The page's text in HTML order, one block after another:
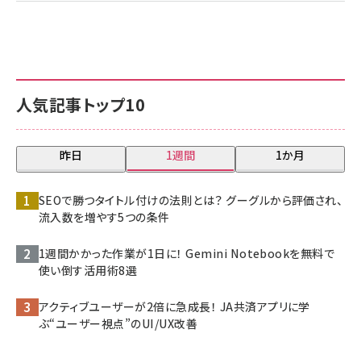
人気記事トップ10
昨日 1週間 1か月
SEOで勝つタイトル付けの法則とは？ グーグルから評価され、
流入数を増やす5つの条件
1週間かかった作業が1日に！ Gemini Notebookを無料で
使い倒す活用術8選
アクティブユーザーが2倍に急成長！ JA共済アプリに学
ぶ“ユーザー視点”のUI/UX改善